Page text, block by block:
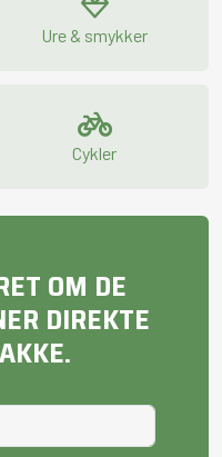
Ure & smykker
Cykler
OM DE
DIREKTE